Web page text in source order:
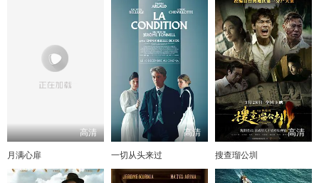
高清
月满心扉
高清
一切从头来过
高清
搜查瑠公圳